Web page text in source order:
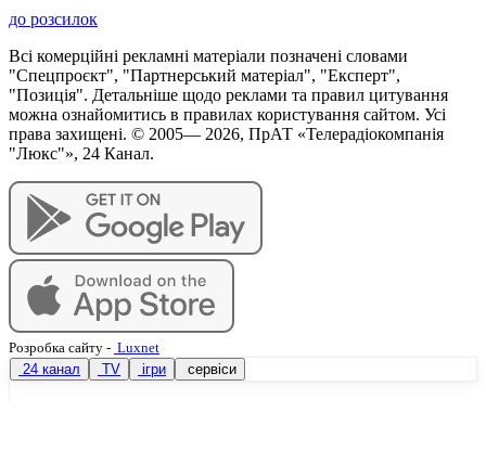
до розсилок
Всі комерційні рекламні матеріали позначені словами
"Спецпроєкт", "Партнерський матеріал", "Експерт",
"Позиція". Детальніше щодо реклами та правил цитування
можна ознайомитись в правилах користування сайтом. Усі
права захищені. © 2005— 2026, ПрАТ «Телерадіокомпанія
"Люкс"», 24 Канал.
Розробка сайту - Luxnet
24 канал
TV ігри сервіси